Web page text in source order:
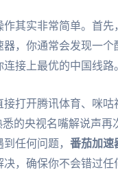
其实非常简单。首
，你通常会发现一
接上最优的中国线路
打开腾讯体育、咪
的央视名嘴解说声
任何问题， 番茄加速
，确保你不会错过任